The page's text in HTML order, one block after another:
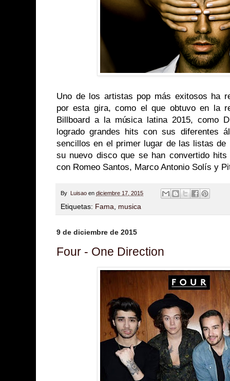
Uno de los artistas pop más exitosos ha
por esta gira, como el que obtuvo en la
Billboard a la música latina 2015, como
logrado grandes hits con sus diferentes
sencillos en el primer lugar de las listas de
su nuevo disco que se han convertido
con Romeo Santos, Marco Antonio Solís y
By Luisao en diciembre 17, 2015
Etiquetas: Fama, musica
9 de diciembre de 2015
Four - One Direction